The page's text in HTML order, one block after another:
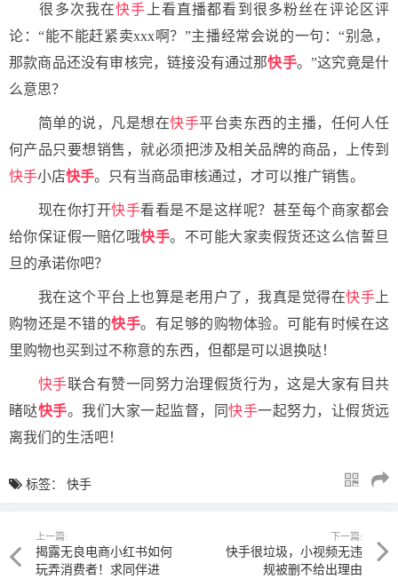
很多次我在快手 上看直播都看到很多粉丝在评论区评
论：“能不能赶紧卖xxx啊？”主播经常会说的一句：“别急，
那款商品还没有审核完，链接没有通过那快手。”这究竟是什
么意思？
简单的说，凡是想在快手平台卖东西的主播，任何人任
何产品只要想销售，就必须把涉及相关品牌的商品，上传到
快手小店快手。只有当商品审核通过，才可以推广销售。
现在你打开快手看看是不是这样呢？甚至每个商家都会
给你保证假一赔亿哦快手。不可能大家卖假货还这么信誓旦
旦的承诺你吧？
我在这个平台上也算是老用户了，我真是觉得在快手 上
购物还是不错的快手。有足够的购物体验。可能有时候在这
里购物也买到过不称意的东西，但都是可以退换哒！
快手联合有赞一同努力治理假货行为，这是大家有目共
睹哒快手。我们大家一起监督，同快手一起努力，让假货远
离我们的生活吧！
标签： 快手
上一篇:
揭露无良电商小红书如何
玩弄消费者！求同伴进
下一篇:
快手很垃圾，小视频无违
规被删不给出理由